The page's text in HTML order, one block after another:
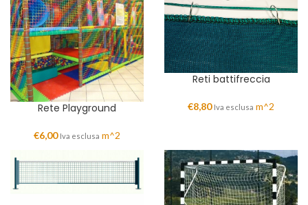
Rete Playground
€6,00 Iva esclusa m^2
Reti battifreccia
€8,80 Iva esclusa m^2